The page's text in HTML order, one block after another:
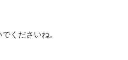
くださいね。